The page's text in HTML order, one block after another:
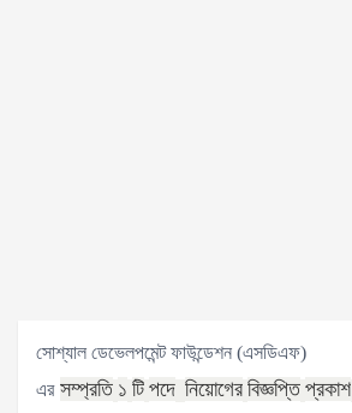
সোশ্যাল ডেভেলপমেন্ট ফাউন্ডেশন (এসডিএফ)
এর সম্প্রতি ১ টি পদে নিয়োগের বিজ্ঞপ্তি প্রকাশ